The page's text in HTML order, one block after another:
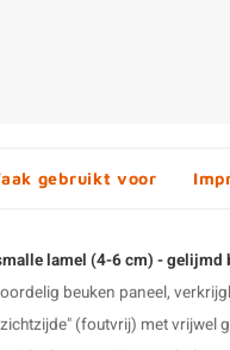
gebruikt voor
lamel (4-6 cm) - gelijmd
beuken paneel,
(foutvrij) met vrijwel